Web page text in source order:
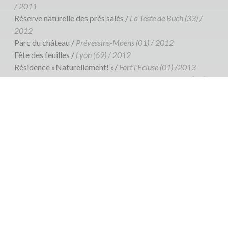
/ 2011
Réserve naturelle des prés salés / La Teste de Buch (33) /
2012
Parc du château / Prévessins-Moens (01) / 2012
Fête des feuilles / Lyon (69) / 2012
Résidence »Naturellement! »/ Fort l’Ecluse (01) /2013
Résidence au Pôle Land Art Départemental /Chosal (74) /